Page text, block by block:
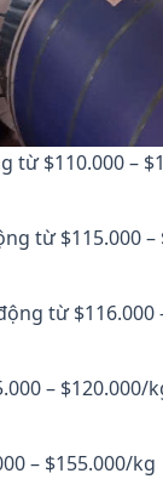
từ $110.000 –
từ $115.000
từ
–
– $155.000/kg